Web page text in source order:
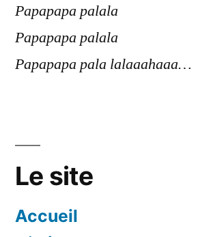
Papapapa palala
Papapapa palala
Papapapa pala lalaaahaaa…
Le site
Accueil